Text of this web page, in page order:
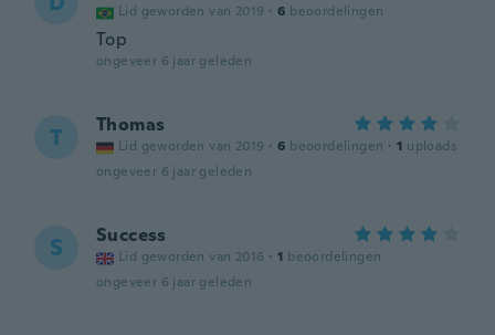
Lid geworden van 2019 · 6 beoordelingen
Top
ongeveer 6 jaar geleden
T Thomas
Lid geworden van 2019 · 6 beoordelingen · 1 uploads
ongeveer 6 jaar geleden
S Success
Lid geworden van 2016 · 1 beoordelingen
ongeveer 6 jaar geleden